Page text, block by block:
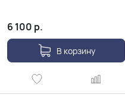
6 100 р.
В корзину